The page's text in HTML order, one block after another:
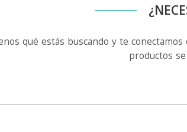
qué estás buscando y te
productos